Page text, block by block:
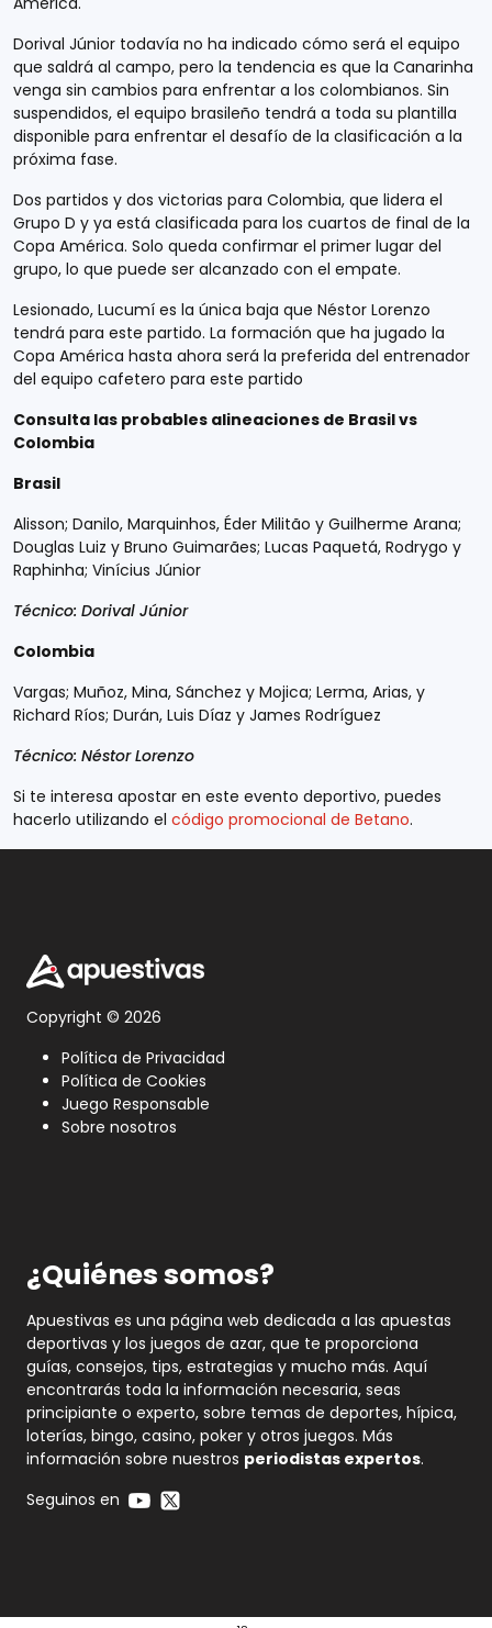
Dorival Júnior todavía no ha indicado cómo será el equipo
que saldrá al campo, pero la tendencia es que la Canarinha
venga sin cambios para enfrentar a los colombianos. Sin
suspendidos, el equipo brasileño tendrá a toda su plantilla
disponible para enfrentar el desafío de la clasificación a la
próxima fase.
Dos partidos y dos victorias para Colombia, que lidera el
Grupo D y ya está clasificada para los cuartos de final de la
Copa América. Solo queda confirmar el primer lugar del
grupo, lo que puede ser alcanzado con el empate.
Lesionado, Lucumí es la única baja que Néstor Lorenzo
tendrá para este partido. La formación que ha jugado la
Copa América hasta ahora será la preferida del entrenador
del equipo cafetero para este partido
Consulta las probables alineaciones de Brasil vs
Colombia
Brasil
Alisson; Danilo, Marquinhos, Éder Militão y Guilherme Arana;
Douglas Luiz y Bruno Guimarães; Lucas Paquetá, Rodrygo y
Raphinha; Vinícius Júnior
Técnico: Dorival Júnior
Colombia
Vargas; Muñoz, Mina, Sánchez y Mojica; Lerma, Arias, y
Richard Ríos; Durán, Luis Díaz y James Rodríguez
Técnico: Néstor Lorenzo
Si te interesa apostar en este evento deportivo, puedes
hacerlo utilizando el código promocional de Betano.
Copyright © 2026
Política de Privacidad
Política de Cookies
Juego Responsable
Sobre nosotros
¿Quiénes somos?
Apuestivas es una página web dedicada a las apuestas
deportivas y los juegos de azar, que te proporciona
guías, consejos, tips, estrategias y mucho más. Aquí
encontrarás toda la información necesaria, seas
principiante o experto, sobre temas de deportes, hípica,
loterías, bingo, casino, poker y otros juegos. Más
información sobre nuestros periodistas expertos.
Seguinos en